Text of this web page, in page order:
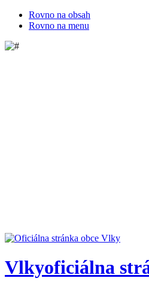
Rovno na obsah
Rovno na menu
Vlkyoficiálna